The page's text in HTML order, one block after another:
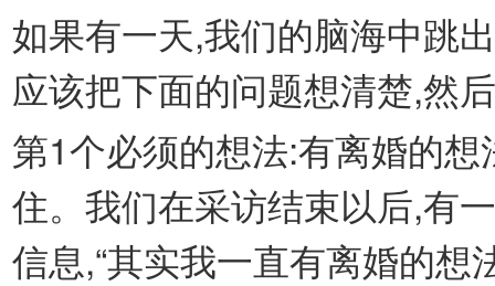
如果有一天,我们的脑海中跳
应该把下面的问题想清楚,然
第1个必须的想法:有离婚的
住。我们在采访结束以后,有
信息,“其实我一直有离婚的想